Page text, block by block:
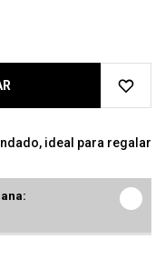
ideal para regalar